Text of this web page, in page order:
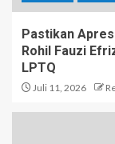
Pastikan
Rohil Fauzi
LPTQ
Juli 11, 2026